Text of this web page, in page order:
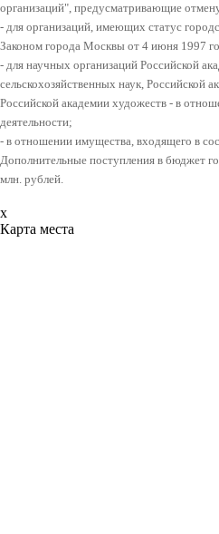
организаций", предусматривающие
- для организаций, имеющих статус
Законом города Москвы от 4 июня 1997
- для научных организаций Российской
сельскохозяйственных наук, Российской
Российской академии художеств - в
деятельности;
- в отношении имущества, входящего в
Дополнительные поступления в бюджет
млн. рублей.
x
Карта места